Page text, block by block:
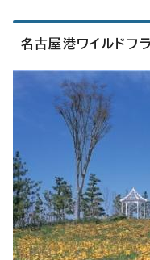
名古屋港ワイルドフ